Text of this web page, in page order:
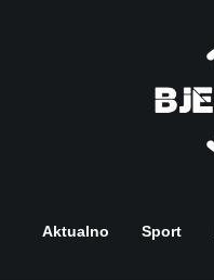
Aktualno Sport